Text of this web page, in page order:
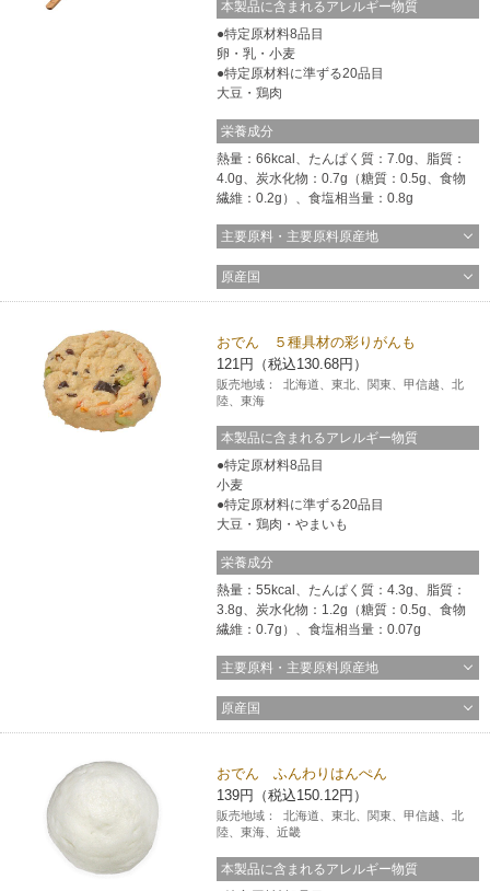
本製品に含まれるアレルギー物質
特定原材料8品目
卵・乳・小麦
特定原材料に準ずる20品目
大豆・鶏肉
栄養成分
熱量：66kcal、たんぱく質：7.0g、脂質：
4.0g、炭水化物：0.7g（糖質：0.5g、食物
繊維：0.2g）、食塩相当量：0.8g
主要原料・主要原料原産地
原産国
おでん ５種具材の彩りがんも
121円（税込130.68円）
販売地域：
北海道、東北、関東、甲信越、北
陸、東海
本製品に含まれるアレルギー物質
特定原材料8品目
小麦
特定原材料に準ずる20品目
大豆・鶏肉・やまいも
栄養成分
熱量：55kcal、たんぱく質：4.3g、脂質：
3.8g、炭水化物：1.2g（糖質：0.5g、食物
繊維：0.7g）、食塩相当量：0.07g
主要原料・主要原料原産地
原産国
おでん ふんわりはんぺん
139円（税込150.12円）
販売地域：
北海道、東北、関東、甲信越、北
陸、東海、近畿
本製品に含まれるアレルギー物質